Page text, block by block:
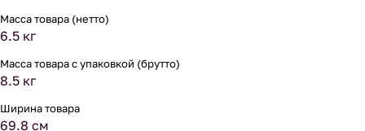
Масса товара (нетто)
6.5 кг
Масса товара с упаковкой (брутто)
8.5 кг
Ширина товара
69.8 см